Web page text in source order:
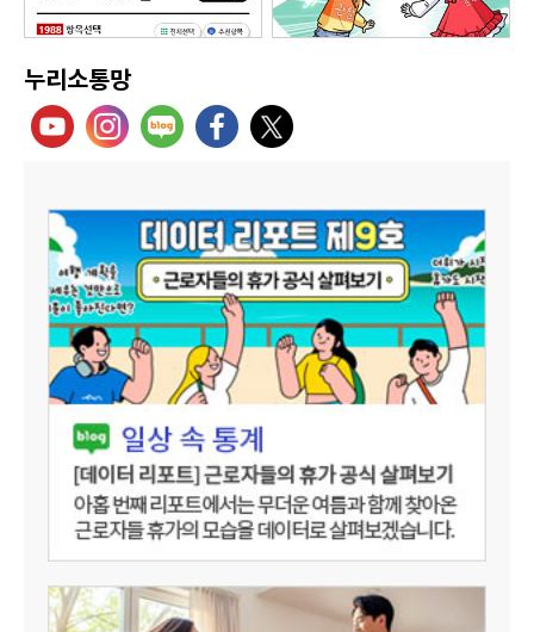
누리소통망